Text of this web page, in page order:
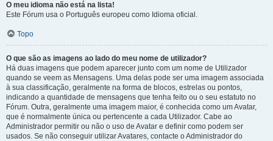
O meu idioma não está na lista!
Este Fórum usa o Português europeu como Idioma oficial.
Topo
O que são as imagens ao lado do meu nome de utilizador?
Há duas imagens que podem aparecer junto com um nome de Utilizador
quando se veem as Mensagens. Uma delas pode ser uma imagem associada
à sua classificação, geralmente na forma de blocos, estrelas ou pontos,
indicando a quantidade de mensagens que tenha feito ou o seu estatuto no
Fórum. Outra, geralmente uma imagem maior, é conhecida como um Avatar,
que é normalmente única ou pertencente a cada Utilizador. Cabe ao
Administrador permitir ou não o uso de Avatar e definir como podem ser
usados. Se não conseguir utilizar Avatares, contacte o Administrador do